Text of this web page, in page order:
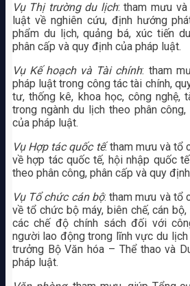
Vụ Thị trường du lịch: tham mưu
luật về nghiên cứu, định hướng
phẩm du lịch, quảng bá, xúc tiến
phân cấp và quy định của pháp luật.
Vụ Kế hoạch và Tài chính: tham
pháp luật trong công tác tài chính,
tư, thống kê, khoa học, công nghệ,
trong ngành du lịch theo phân
của pháp luật.
Vụ Hợp tác quốc tế: tham mưu và tổ
về hợp tác quốc tế, hội nhập quốc
theo phân công, phân cấp và quy
Vụ Tổ chức cán bộ: tham mưu và tổ
về tổ chức bộ máy, biên chế, cán
các chế độ chính sách đối với
người lao động trong lĩnh vực du
trưởng Bộ Văn hóa – Thể thao và
pháp luật.